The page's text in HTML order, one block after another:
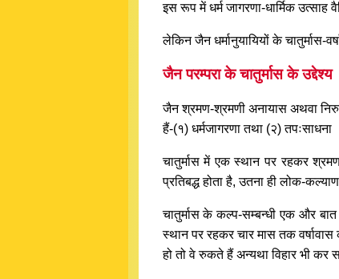
इस रूप में धर्म जागरणा-धार्मिक उत्साह
लेकिन जैन धर्मानुयायियों के चातुर्मास-
जैन परम्परा के चातुर्मास के उद्देश्य
जैन श्रमण-श्रमणी अनायास अथवा
हैं-(१) धर्मजागरणा तथा (२) तपःसाधना
चातुर्मास में एक स्थान पर रहकर
प्रतिबद्ध होता है, उतना ही लोक-
चातुर्मास के कल्प-सम्बन्धी एक और
स्थान पर रहकर चार मास तक
हो तो वे रुकते हैं अन्यथा विहार भी कर